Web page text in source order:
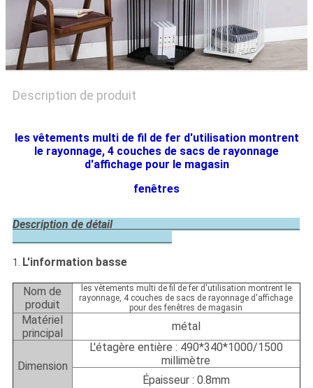
POLICY
Description de produit
les vêtements multi de fil de fer d'utilisation montrent
le rayonnage, 4 couches de sacs de rayonnage
d'affichage pour le magasin
fenêtres
Description de détail
1. L'information basse
Nom de
produit
les vêtements multi de fil de fer d'utilisation montrent le
rayonnage, 4 couches de sacs de rayonnage d'affichage
pour des fenêtres de magasin
Matériel
principal
métal
Dimension
L'étagère entière : 490*340*1000/1500
millimètre
Épaisseur : 0.8mm